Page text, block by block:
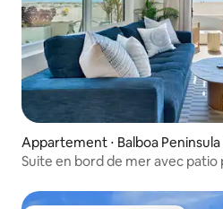
Appartement ⋅ Balboa
Suite en bord de mer avec